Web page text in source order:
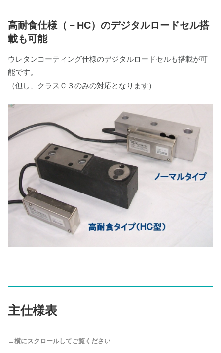
高耐食仕様（－HC）のデジタルロードセル搭
載も可能
ウレタンコーティング仕様のデジタルロードセルも搭載が可
能です。
（但し、クラスＣ３のみの対応となります）
主仕様表